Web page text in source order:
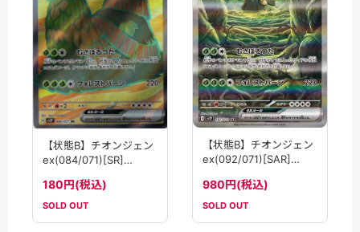
【状態B】チオンジェン
ex(084/071)[SR]
180円(税込)
SOLD OUT
【状態B】チオンジェン
ex(092/071)[SAR]
980円(税込)
SOLD OUT